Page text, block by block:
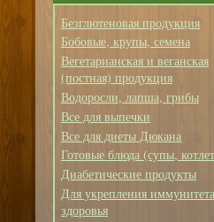
Безглютеновая продукция
Бобовые, крупы, семена
Вегетарианская и веганская
(постная) продукция
Водоросли, лапша, грибы
Все для выпечки
Все для диеты Дюкана
Готовые блюда (супы,
Диабетические продукты
Для укрепления
здоровья